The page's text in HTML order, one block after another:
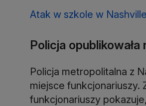
Atak w szkole w
Policja
Policja metropolitalna z
miejsce funkcjonariuszy.
funkcjonariuszy